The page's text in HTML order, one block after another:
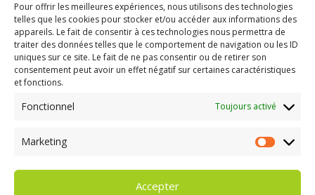
Pour offrir les meilleures expériences, nous utilisons des technologies
telles que les cookies pour stocker et/ou accéder aux informations des
appareils. Le fait de consentir à ces technologies nous permettra de
traiter des données telles que le comportement de navigation ou les ID
uniques sur ce site. Le fait de ne pas consentir ou de retirer son
consentement peut avoir un effet négatif sur certaines caractéristiques
et fonctions.
Fonctionnel Toujours activé
Marketing Marketing
Accepter
GAEC A la volée
Kergreach - Loperhet
06 65 62 84 25